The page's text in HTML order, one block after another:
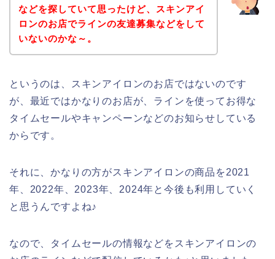
などを探していて思ったけど、スキンアイ
ロンのお店でラインの友達募集などをして
いないのかな～。
というのは、スキンアイロンのお店ではないのです
が、最近ではかなりのお店が、ラインを使ってお得な
タイムセールやキャンペーンなどのお知らせしている
からです。
それに、かなりの方がスキンアイロンの商品を2021
年、2022年、2023年、2024年と今後も利用していく
と思うんですよね♪
なので、タイムセールの情報などをスキンアイロンの